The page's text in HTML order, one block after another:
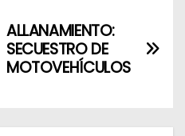
ALLANAMIENTO:
SECUESTRO DE
MOTOVEHÍCULOS